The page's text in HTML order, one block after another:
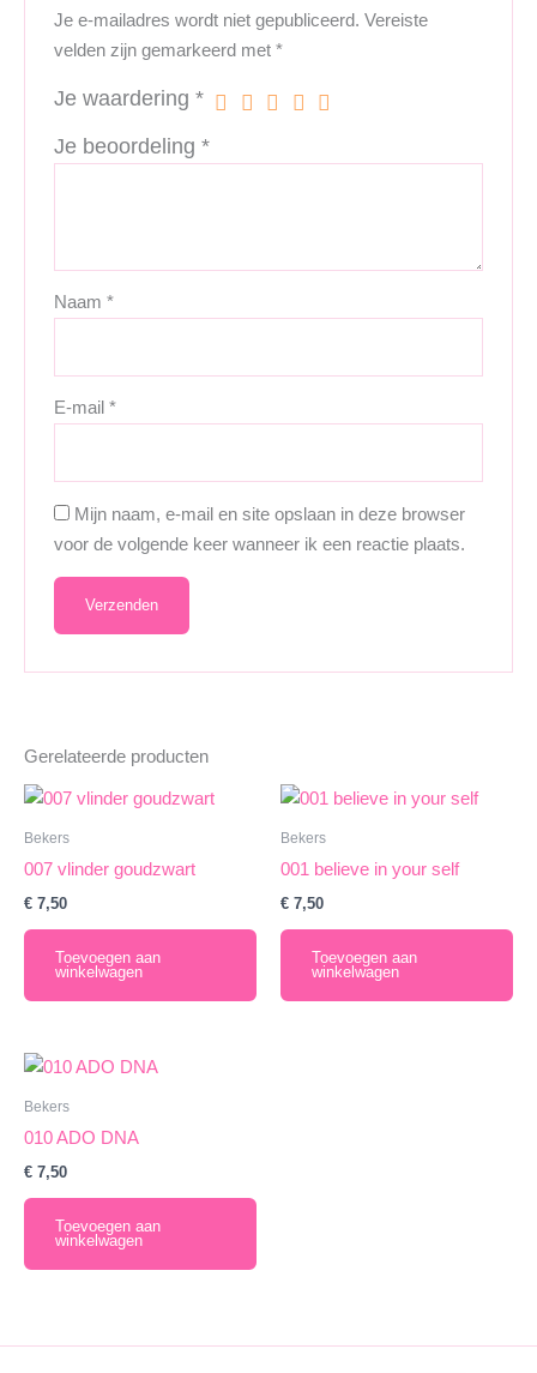
Je e-mailadres wordt niet gepubliceerd. Vereiste
velden zijn gemarkeerd met*
Je waardering*
Je beoordeling*
Naam*
E-mail*
Mijn naam, e-mail en site opslaan in deze browser
voor de volgende keer wanneer ik een reactie plaats.
Gerelateerde producten
Bekers
007 vlinder goudzwart
€ 7,50
Toevoegen aan
winkelwagen
Bekers
001 believe in your self
€ 7,50
Toevoegen aan
winkelwagen
Bekers
010 ADO DNA
€ 7,50
Toevoegen aan
winkelwagen